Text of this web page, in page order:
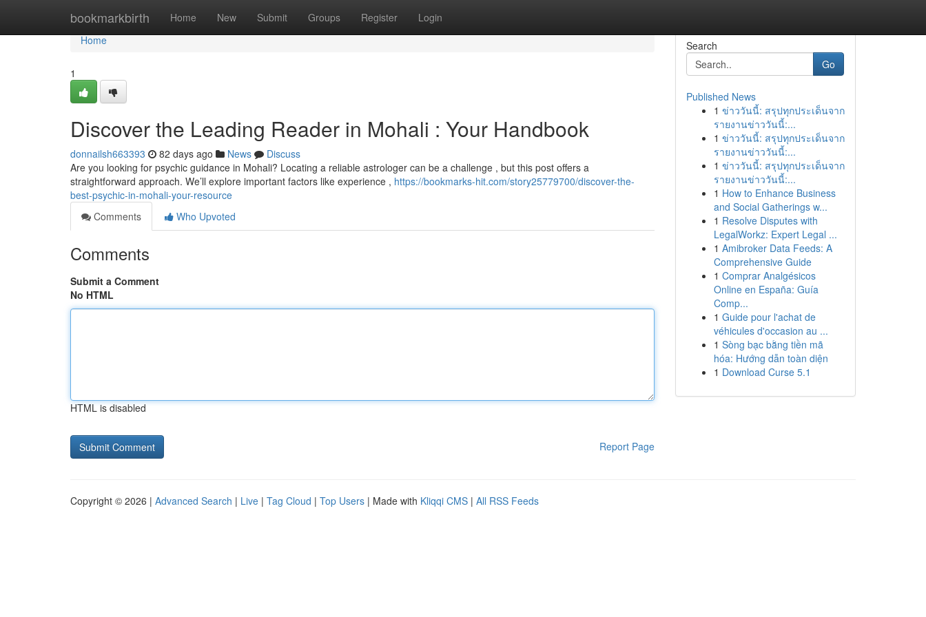
bookmarkbirth Home New Submit Groups Register Login
Home
Home
1
Discover the Leading Reader in Mohali : Your Handbook
donnailsh663393 82 days ago News
Discuss
Are you looking for psychic guidance in Mohali? Locating a reliable astrologer can be a challenge , but this post offers a
straightforward approach. We’ll explore important factors like experience , https://bookmarks-hit.com/story25779700/discover-the-
best-psychic-in-mohali-your-resource
Comments
Who Upvoted
Comments
Submit a Comment
No HTML
HTML is disabled
Report Page
Search
Go
Published News
1 ข่าววันนี้: สรุปทุกประเด็นจาก
รายงานข่าววันนี้:...
1 ข่าววันนี้: สรุปทุกประเด็นจาก
รายงานข่าววันนี้:...
1 ข่าววันนี้: สรุปทุกประเด็นจาก
รายงานข่าววันนี้:...
1 How to Enhance Business
and Social Gatherings w...
1 Resolve Disputes with
LegalWorkz: Expert Legal ...
1 Amibroker Data Feeds: A
Comprehensive Guide
1 Comprar Analgésicos
Online en España: Guía
Comp...
1 Guide pour l'achat de
véhicules d'occasion au ...
1 Sòng bạc bằng tiền mã
hóa: Hướng dẫn toàn diện
1 Download Curse 5.1
Copyright © 2026 | Advanced Search | Live | Tag Cloud | Top Users | Made with Kliqqi CMS | All RSS Feeds